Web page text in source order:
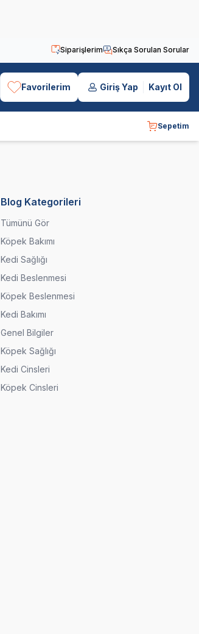
Siparişlerim Sıkça Sorulan Sorular
Favorilerim Giriş Yap Kayıt Ol
Sepetim
Blog Kategorileri
Tümünü Gör
Köpek Bakımı
Kedi Sağlığı
Kedi Beslenmesi
Köpek Beslenmesi
Kedi Bakımı
Genel Bilgiler
Köpek Sağlığı
Kedi Cinsleri
Köpek Cinsleri